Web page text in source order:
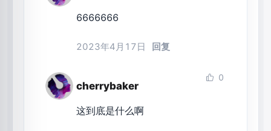
6666666
2023年4月17日 回复
cherrybaker
0
这到底是什么啊